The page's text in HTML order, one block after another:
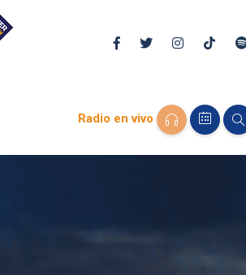
Radio en vivo